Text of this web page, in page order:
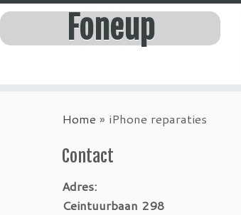
Foneup
Home » iPhone reparaties
Contact
Adres:
Ceintuurbaan 298